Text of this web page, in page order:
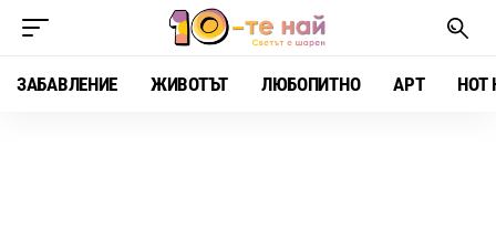
ЗАБАВЛЕНИЕ ЖИВОТЪТ ЛЮБОПИТНО АРТ HOT